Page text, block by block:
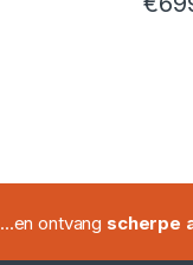
...en ontvang scherpe